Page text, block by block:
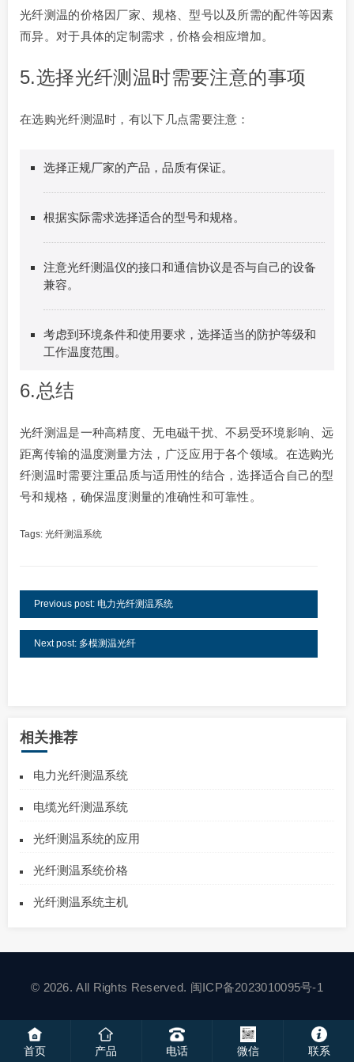
光纤测温的价格因厂家、规格、型号以及所需的配件等因素
而异。对于具体的定制需求，价格会相应增加。
5.选择光纤测温时需要注意的事项
在选购光纤测温时，有以下几点需要注意：
选择正规厂家的产品，品质有保证。
根据实际需求选择适合的型号和规格。
注意光纤测温仪的接口和通信协议是否与自己的设备
兼容。
考虑到环境条件和使用要求，选择适当的防护等级和
工作温度范围。
6.总结
光纤测温是一种高精度、无电磁干扰、不易受环境影响、远
距离传输的温度测量方法，广泛应用于各个领域。在选购光
纤测温时需要注重品质与适用性的结合，选择适合自己的型
号和规格，确保温度测量的准确性和可靠性。
Tags: 光纤测温系统
Previous post: 电力光纤测温系统
Next post: 多模测温光纤
相关推荐
电力光纤测温系统
电缆光纤测温系统
光纤测温系统的应用
光纤测温系统价格
光纤测温系统主机
© 2026. All Rights Reserved. 闽ICP备2023010095号-1
首页 产品 电话 微信 联系